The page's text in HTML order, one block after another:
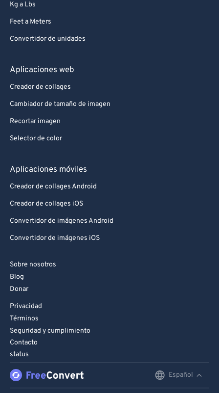
Kg a Lbs
Feet a Meters
Convertidor de unidades
Aplicaciones web
Creador de collages
Cambiador de tamaño de imagen
Recortar imagen
Selector de color
Aplicaciones móviles
Creador de collages Android
Creador de collages iOS
Convertidor de imágenes Android
Convertidor de imágenes iOS
Sobre nosotros
Blog
Donar
Privacidad
Términos
Seguridad y cumplimiento
Contacto
status
Español